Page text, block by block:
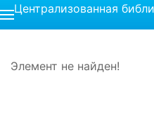
Централизованная
Элемент не найден!